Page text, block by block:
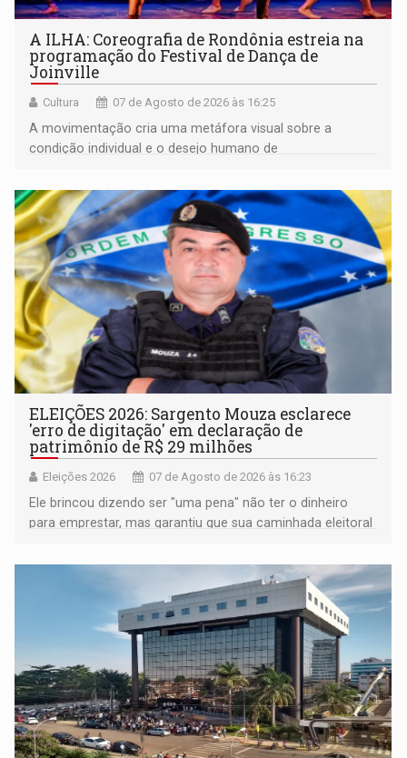
A ILHA: Coreografia de Rondônia estreia na
programação do Festival de Dança de
Joinville
Cultura 07 de Agosto de 2026 às 16:25
A movimentação cria uma metáfora visual sobre a
condição individual e o desejo humano de
ELEIÇÕES 2026: Sargento Mouza esclarece
'erro de digitação' em declaração de
patrimônio de R$ 29 milhões
Eleições 2026 07 de Agosto de 2026 às 16:23
Ele brincou dizendo ser "uma pena" não ter o dinheiro
para emprestar, mas garantiu que sua caminhada eleitoral